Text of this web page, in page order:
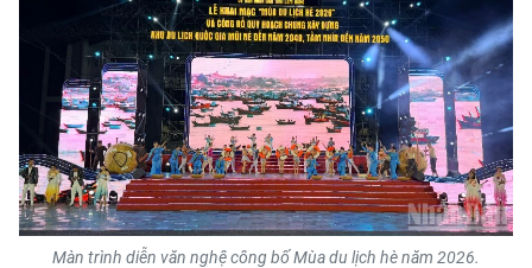
FRANÇAIS
РУССКИЙ
ESPAÑOL
Màn trình diễn văn nghệ công bố Mùa du lịch hè năm 2026.